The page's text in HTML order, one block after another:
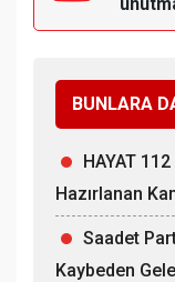
BUNLARA
HAYAT
Hazırlanan
Saadet
Kaybeden